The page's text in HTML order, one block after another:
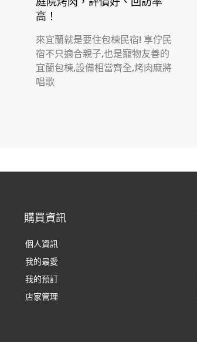
高！
來宜蘭就是要住包棟民宿! 享佇民
宿不只適合親子,也是寵物友善的
宜蘭包棟,設備相當齊全,烤肉麻將
唱歌
購買資訊
個人資訊
我的最愛
我的預訂
店家管理